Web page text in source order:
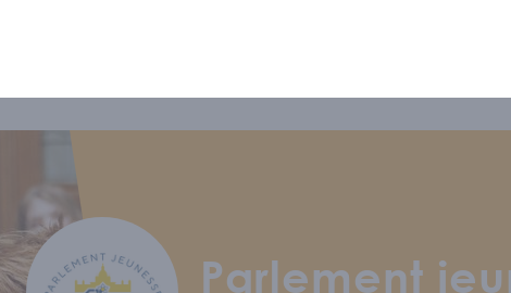
NOUS
CA et équipe
Parlement